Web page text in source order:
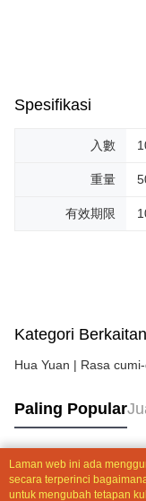
dalam talian dengan
Sila ambil perhatian
bagaimanapun, bagi
sehingga 45 hari.
Tempoh pembayaran
boleh melanjutkan
prapesanan atau
Kedua, Sekatan
1. Jumlah yang
NT$10,000. Amaun
keputusan pensijilan
3. Pada masa ini hanya
Taiwan, Inc. dan AFTEE
akan menggunakan
NT$2,000 atau lebih
NT$190/pesanan |
Spesifikasi
入數
重量
有效期限
Kategori
Hua Yuan | Rasa
Paling Popular
Tag Popular
Laman web ini ada
secara terperinci
untuk mengubah tetapan